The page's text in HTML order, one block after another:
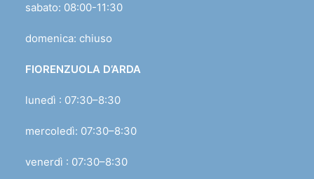
sabato: 08:00-11:30
domenica: chiuso
FIORENZUOLA D’ARDA
lunedì : 07:30–8:30
mercoledì: 07:30–8:30
venerdì : 07:30–8:30